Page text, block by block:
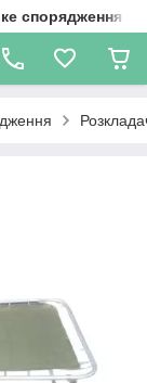
спорядження